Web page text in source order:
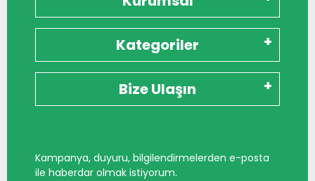
Kategoriler
Bize Ulaşın
Kampanya, duyuru, bilgilendirmelerden e-posta
ile haberdar olmak istiyorum.